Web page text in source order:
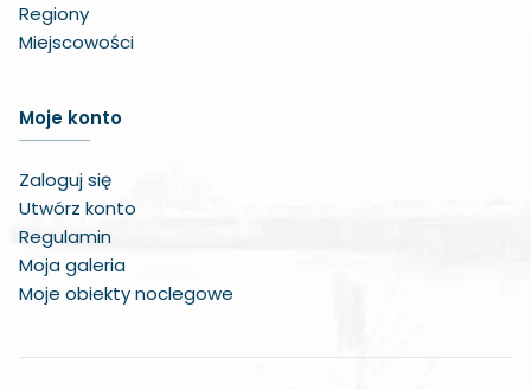
Regiony
Miejscowości
Moje konto
Zaloguj się
Utwórz konto
Regulamin
Moja galeria
Moje obiekty noclegoweNegatywne kolory